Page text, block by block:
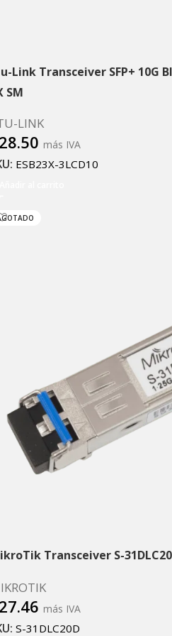
Link Transceiver SFP+ 10G
SM
LINK
más IVA
ESB23X-3LCD10
Transceiver S-
más IVA
S-31DLC20D